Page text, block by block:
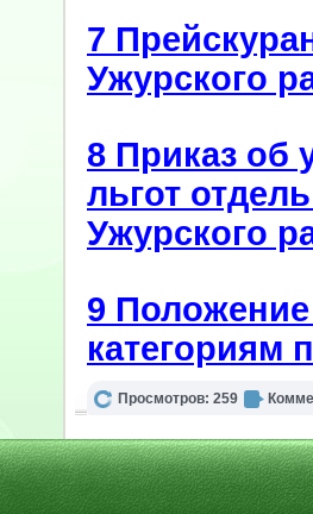
7
Ужурского
8 Приказ об
льгот
Ужурского
9
категориям
Просмотров: 259